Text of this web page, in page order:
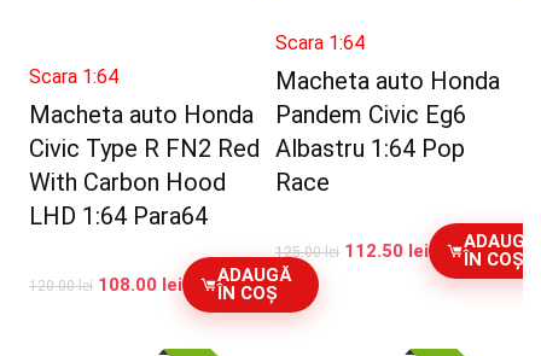
Scara 1:64
Macheta auto Honda
Civic Type R FN2 Red
With Carbon Hood
LHD 1:64 Para64
120.00lei 108.00 lei
ADAUGĂ
ÎN COȘ
Scara 1:64
Macheta auto Honda
Pandem Civic Eg6
Albastru 1:64 Pop
Race
125.00lei 112.50 lei
ADAUGĂ
ÎN COȘ